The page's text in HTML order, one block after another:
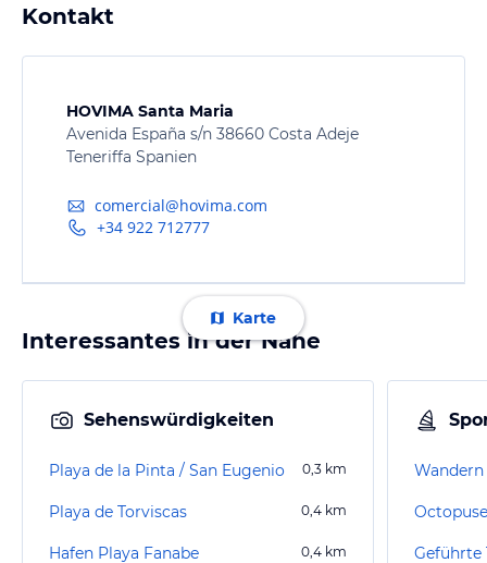
Kontakt
HOVIMA Santa Maria
Avenida España s/n 38660 Costa Adeje
Teneriffa Spanien
comercial@hovima.com
+34 922 712777
Karte
Interessantes in der Nähe
Sehenswürdigkeiten
Playa de la Pinta / San Eugenio 0,3 km
Playa de Torviscas 0,4 km
Hafen Playa Fanabe 0,4 km